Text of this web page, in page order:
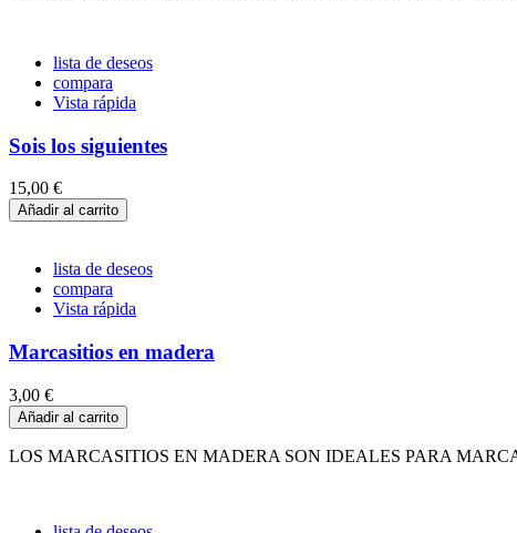
lista de deseos
compara
Vista rápida
Sois los siguientes
15,00 €
Añadir al carrito
lista de deseos
compara
Vista rápida
Marcasitios en madera
3,00 €
Añadir al carrito
LOS MARCASITIOS EN MADERA SON IDEALES PARA